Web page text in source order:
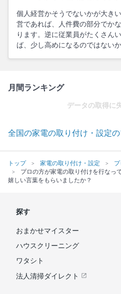
個人経営かそうでないかが大き
営であれば、人件費の部分でか
ります。逆に従業員がたくさん
ば、少し高めになるのではない
月間ランキング
データの取得に
全国の家電の取り付け・設定
トップ 家電の取り付け・設定
プロの方が家電の取り付けを行なっ
嬉しい言葉をもらいましたか？
探す
おまかせマイスター
ハウスクリーニング
ワタシト
法人清掃ダイレクト